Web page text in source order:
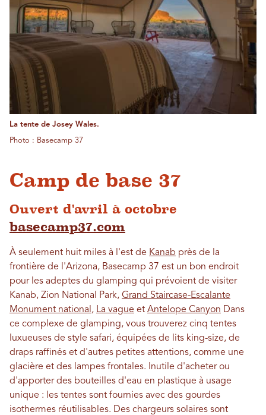
La tente de Josey Wales.
Photo : Basecamp 37
Camp de base 37
Ouvert d'avril à octobre
basecamp37.com
À seulement huit miles à l'est de Kanab près de la
frontière de l'Arizona, Basecamp 37 est un bon endroit
pour les adeptes du glamping qui prévoient de visiter
Kanab, Zion National Park, Grand Staircase-Escalante
Monument national , La vague et Antelope Canyon Dans
ce complexe de glamping, vous trouverez cinq tentes
luxueuses de style safari, équipées de lits king-size, de
draps raffinés et d'autres petites attentions, comme une
glacière et des lampes frontales. Inutile d'acheter ou
d'apporter des bouteilles d'eau en plastique à usage
unique : les tentes sont fournies avec des gourdes
isothermes réutilisables. Des chargeurs solaires sont